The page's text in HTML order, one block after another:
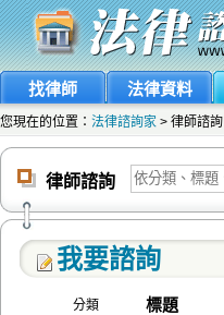
找律師 法律資料
您現在的位置： 法律諮詢家 > 律師諮詢
律師諮詢
我要諮詢
分類 標題